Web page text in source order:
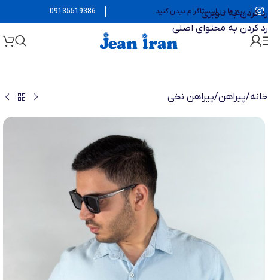
رد کردن به ناوبری
رد کردن به محتوای اصلی
از پیج ما در اینستاگرام دیدن کنید 09135519386
خانه/پیراهن/پیراهن نخی